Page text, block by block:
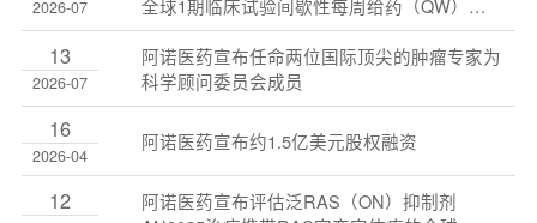
2026-07
完成首例患者给药
13
2026-07
阿诺医药宣布任命两位国际顶尖的肿瘤专家为
科学顾问委员会成员
16
2026-04
阿诺医药宣布约1.5亿美元股权融资
12
阿诺医药宣布评估泛RAS（ON）抑制剂